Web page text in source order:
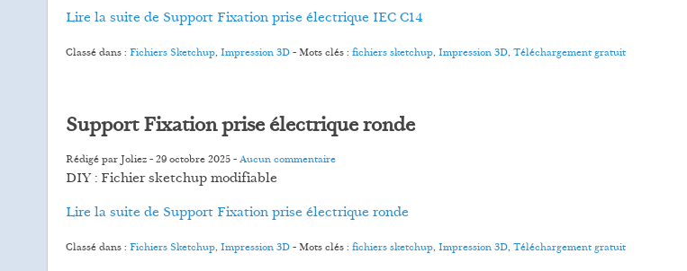
Lire la suite de Support Fixation prise électrique IEC C14
Classé dans : Fichiers Sketchup, Impression 3D- Mots clés : fichiers sketchup, Impression 3D, Téléchargement gratuit
Support Fixation prise électrique ronde
Rédigé par Joliez -29 octobre 2025-Aucun commentaire
DIY : Fichier sketchup modifiable
Lire la suite de Support Fixation prise électrique ronde
Classé dans : Fichiers Sketchup, Impression 3D- Mots clés : fichiers sketchup, Impression 3D, Téléchargement gratuit